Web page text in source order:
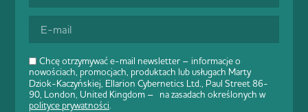
Chcę otrzymywać e-mail newsletter – informacje o
nowościach, promocjach, produktach lub usługach Marty
Dziok-Kaczyńskiej, Ellarion Cybernetics Ltd., Paul Street 86-
90, London, United Kingdom – na zasadach określonych w
polityce prywatności.